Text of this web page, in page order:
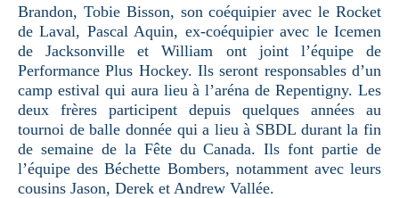
Brandon, Tobie Bisson, son coéquipier avec le Rocket
de Laval, Pascal Aquin, ex-coéquipier avec le Icemen
de Jacksonville et William ont joint l’équipe de
Performance Plus Hockey. Ils seront responsables d’un
camp estival qui aura lieu à l’aréna de Repentigny. Les
deux frères participent depuis quelques années au
tournoi de balle donnée qui a lieu à SBDL durant la fin
de semaine de la Fête du Canada. Ils font partie de
l’équipe des Béchette Bombers, notamment avec leurs
cousins Jason, Derek et Andrew Vallée.